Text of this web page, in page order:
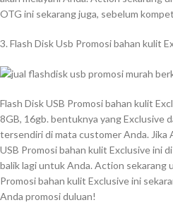
OTG ini sekarang juga, sebelum
3. Flash Disk Usb Promosi bahan kulit
Flash Disk USB Promosi bahan kulit
8GB, 16gb. bentuknya yang Exclusive
tersendiri di mata customer Anda. Jika
USB Promosi bahan kulit Exclusive ini
balik lagi untuk Anda. Action sekarang
Promosi bahan kulit Exclusive ini
Anda promosi duluan!